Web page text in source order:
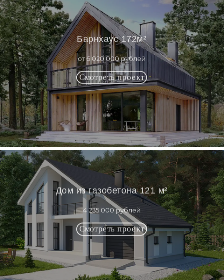
Барнхаус 172м²
от 6 020 000 рублей
Дом из газобетона 121 м²
4 235 000 рублей